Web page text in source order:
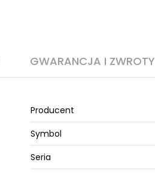
GWARANCJA I ZWROTY
Producent
Symbol
Seria